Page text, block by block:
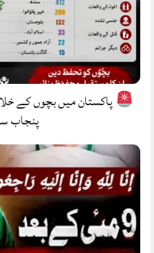
پاکستان میں بچوں کے
پنجاب